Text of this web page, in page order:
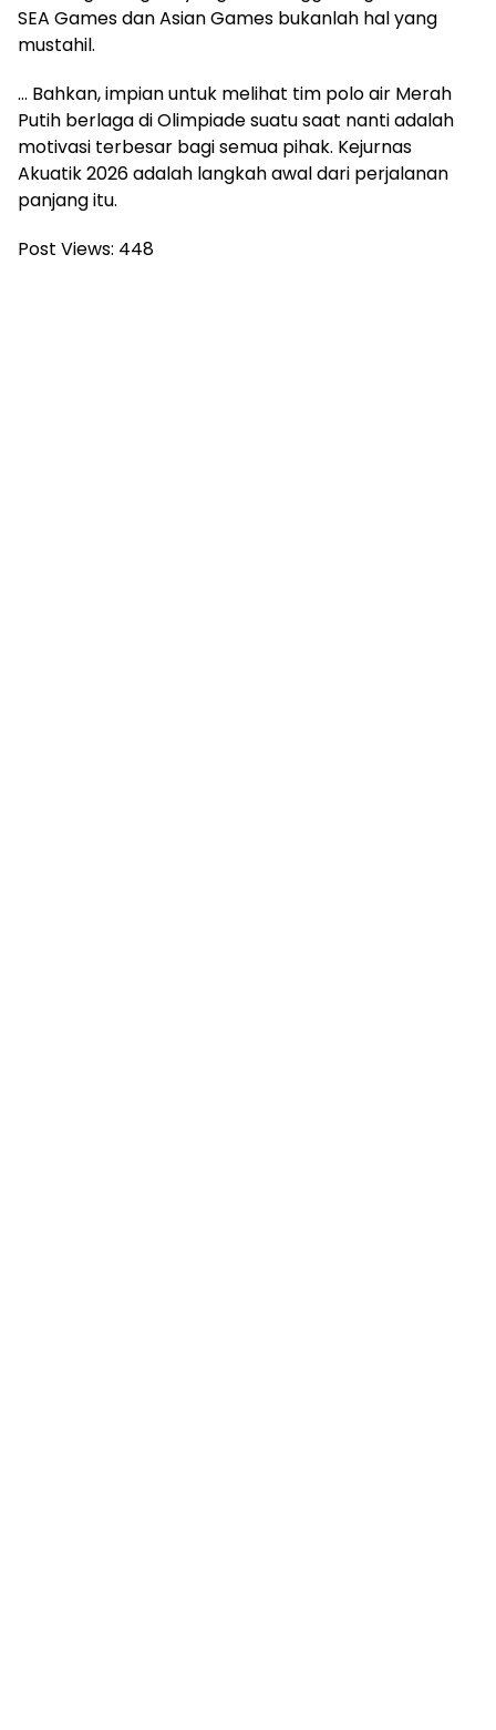
SEA Games dan Asian Games bukanlah hal yang
mustahil.
… Bahkan, impian untuk melihat tim polo air Merah
Putih berlaga di Olimpiade suatu saat nanti adalah
motivasi terbesar bagi semua pihak. Kejurnas
Akuatik 2026 adalah langkah awal dari perjalanan
panjang itu.
Post Views: 448